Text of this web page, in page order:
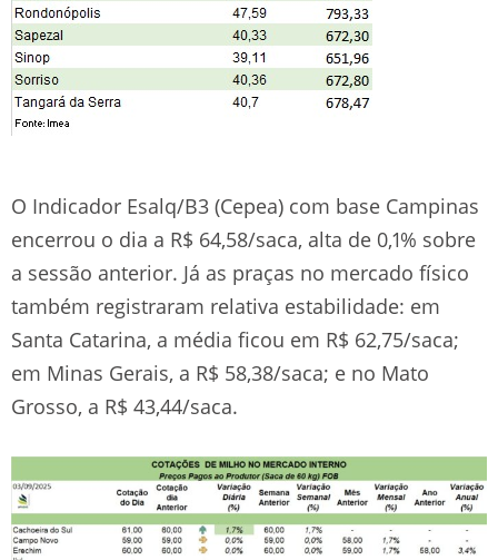
O Indicador Esalq/B3 (Cepea) com base Campinas
encerrou o dia a R$ 64,58/saca, alta de 0,1% sobre
a sessão anterior. Já as praças no mercado físico
também registraram relativa estabilidade: em
Santa Catarina, a média ficou em R$ 62,75/saca;
em Minas Gerais, a R$ 58,38/saca; e no Mato
Grosso, a R$ 43,44/saca.